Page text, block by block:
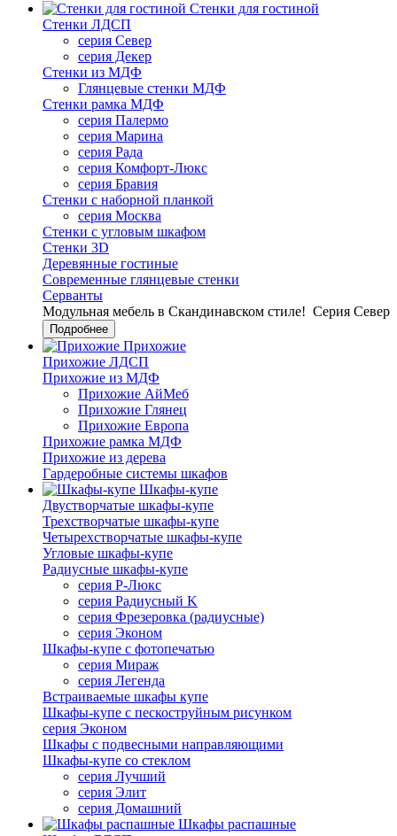
Стенки для гостиной
Стенки ЛДСП
серия Север
серия Декер
Стенки из МДФ
Глянцевые стенки МДФ
Стенки рамка МДФ
серия Палермо
серия Марина
серия Рада
серия Комфорт-Люкс
серия Бравия
Стенки с наборной планкой
серия Москва
Стенки с угловым шкафом
Стенки 3D
Деревянные гостиные
Современные глянцевые стенки
Серванты
Модульная мебель в Скандинавском стиле! Серия Север
Подробнее
Прихожие
Прихожие ЛДСП
Прихожие из МДФ
Прихожие АйМеб
Прихожие Глянец
Прихожие Европа
Прихожие рамка МДФ
Прихожие из дерева
Гардеробные системы шкафов
Шкафы-купе
Двустворчатые шкафы-купе
Трехстворчатые шкафы-купе
Четырехстворчатые шкафы-купе
Угловые шкафы-купе
Радиусные шкафы-купе
серия Р-Люкс
серия Радиусный K
серия Фрезеровка (радиусные)
серия Эконом
Шкафы-купе с фотопечатью
серия Мираж
серия Легенда
Встраиваемые шкафы купе
Шкафы-купе с пескоструйным рисунком
серия Эконом
Шкафы с подвесными направляющими
Шкафы-купе со стеклом
серия Лучший
серия Элит
серия Домашний
Шкафы распашные